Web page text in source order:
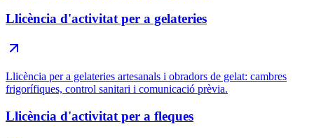
Llicència d'activitat per a gelateries
Llicència per a gelateries artesanals i obradors de gelat: cambres
frigorífiques, control sanitari i comunicació prèvia.
Llicència d'activitat per a fleques